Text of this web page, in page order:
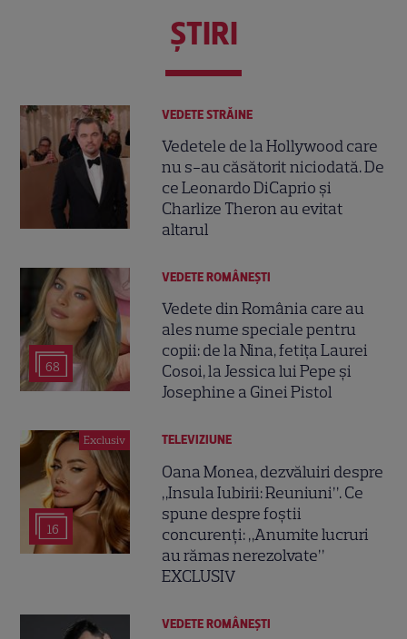
ŞTIRI
VEDETE STRĂINE
Vedetele de la Hollywood care
nu s-au căsătorit niciodată. De
ce Leonardo DiCaprio și
Charlize Theron au evitat
altarul
68
VEDETE ROMÂNEŞTI
Vedete din România care au
ales nume speciale pentru
copii: de la Nina, fetița Laurei
Cosoi, la Jessica lui Pepe și
Josephine a Ginei Pistol
Exclusiv
16
TELEVIZIUNE
Oana Monea, dezvăluiri despre
„Insula Iubirii: Reuniuni”. Ce
spune despre foștii
concurenți: „Anumite lucruri
au rămas nerezolvate”
EXCLUSIV
VEDETE ROMÂNEŞTI